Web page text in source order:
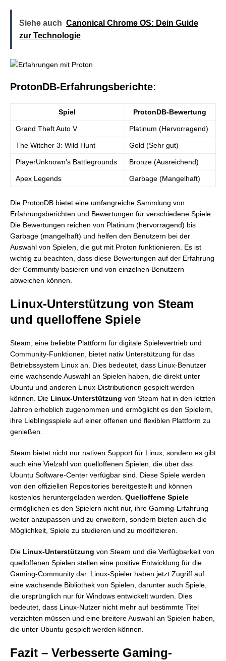
Siehe auch Canonical Chrome OS: Dein Guide
zur Technologie
ProtonDB-Erfahrungsberichte:
Spiel ProtonDB-Bewertung
Grand Theft Auto V Platinum (Hervorragend)
The Witcher 3: Wild Hunt Gold (Sehr gut)
PlayerUnknown’s Battlegrounds Bronze (Ausreichend)
Apex Legends Garbage (Mangelhaft)
Die ProtonDB bietet eine umfangreiche Sammlung von
Erfahrungsberichten und Bewertungen für verschiedene Spiele.
Die Bewertungen reichen von Platinum (hervorragend) bis
Garbage (mangelhaft) und helfen den Benutzern bei der
Auswahl von Spielen, die gut mit Proton funktionieren. Es ist
wichtig zu beachten, dass diese Bewertungen auf der Erfahrung
der Community basieren und von einzelnen Benutzern
abweichen können.
Linux-Unterstützung von Steam
und quelloffene Spiele
Steam, eine beliebte Plattform für digitale Spielevertrieb und
Community-Funktionen, bietet nativ Unterstützung für das
Betriebssystem Linux an. Dies bedeutet, dass Linux-Benutzer
eine wachsende Auswahl an Spielen haben, die direkt unter
Ubuntu und anderen Linux-Distributionen gespielt werden
können. Die Linux-Unterstützung von Steam hat in den letzten
Jahren erheblich zugenommen und ermöglicht es den Spielern,
ihre Lieblingsspiele auf einer offenen und flexiblen Plattform zu
genießen.
Steam bietet nicht nur nativen Support für Linux, sondern es gibt
auch eine Vielzahl von quelloffenen Spielen, die über das
Ubuntu Software-Center verfügbar sind. Diese Spiele werden
von den offiziellen Repositories bereitgestellt und können
kostenlos heruntergeladen werden. Quelloffene Spiele
ermöglichen es den Spielern nicht nur, ihre Gaming-Erfahrung
weiter anzupassen und zu erweitern, sondern bieten auch die
Möglichkeit, Spiele zu studieren und zu modifizieren.
Die Linux-Unterstützung von Steam und die Verfügbarkeit von
quelloffenen Spielen stellen eine positive Entwicklung für die
Gaming-Community dar. Linux-Spieler haben jetzt Zugriff auf
eine wachsende Bibliothek von Spielen, darunter auch Spiele,
die ursprünglich nur für Windows entwickelt wurden. Dies
bedeutet, dass Linux-Nutzer nicht mehr auf bestimmte Titel
verzichten müssen und eine breitere Auswahl an Spielen haben,
die unter Ubuntu gespielt werden können.
Fazit – Verbesserte Gaming-